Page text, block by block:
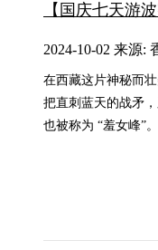
【国庆七天游
2024-10-02 来源:
在西藏这片神秘而
把直刺蓝天的战矛
也被称为 “羞女峰”。